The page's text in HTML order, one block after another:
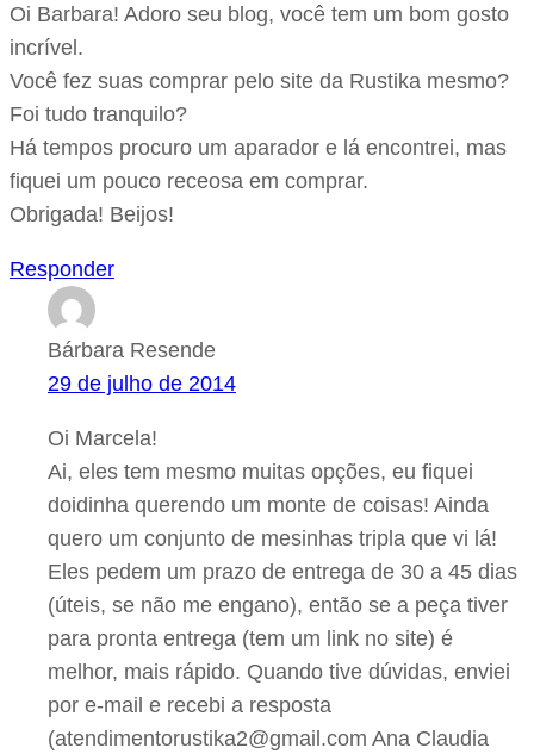
Oi Barbara! Adoro seu blog, você tem um bom gosto
incrível.
Você fez suas comprar pelo site da Rustika mesmo?
Foi tudo tranquilo?
Há tempos procuro um aparador e lá encontrei, mas
fiquei um pouco receosa em comprar.
Obrigada! Beijos!
Responder
Bárbara Resende
29 de julho de 2014
Oi Marcela!
Ai, eles tem mesmo muitas opções, eu fiquei
doidinha querendo um monte de coisas! Ainda
quero um conjunto de mesinhas tripla que vi lá!
Eles pedem um prazo de entrega de 30 a 45 dias
(úteis, se não me engano), então se a peça tiver
para pronta entrega (tem um link no site) é
melhor, mais rápido. Quando tive dúvidas, enviei
por e-mail e recebi a resposta
(atendimentorustika2@gmail.com Ana Claudia